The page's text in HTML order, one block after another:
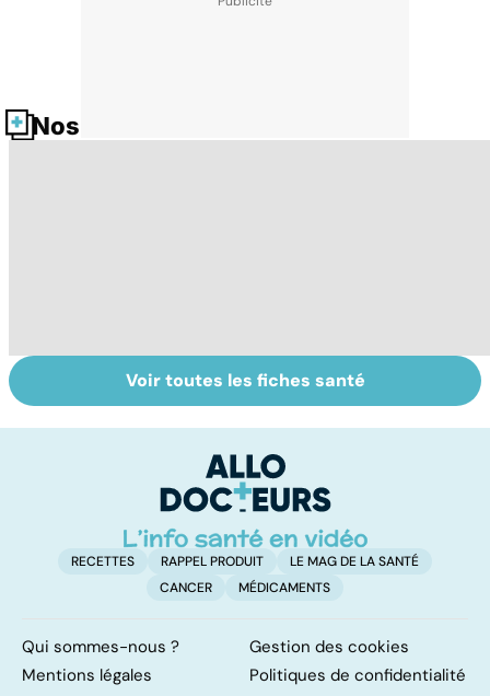
Nos fiches santé
Mediator® : le
début d'une
Maladie de Lyme,
quand les tiques
Voir toutes les fiches santé
RECETTES RAPPEL PRODUIT
LE MAG DE LA SANTÉ
CANCER
MÉDICAMENTS
Qui sommes-nous ?
Gestion des cookies
Mentions légales
Politiques de confidentialité